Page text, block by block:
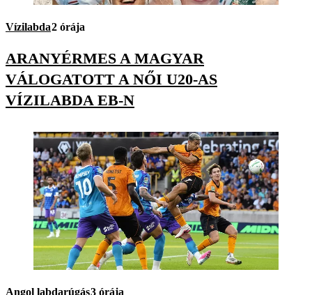
Vízilabda2 órája
ARANYÉRMES A MAGYAR
VÁLOGATOTT A NŐI U20-AS
VÍZILABDA EB-N
Angol labdarúgás3 órája